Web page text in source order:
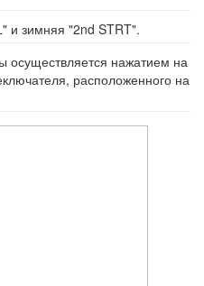
и зимняя "2nd STRT".
нажатием на
расположенного на